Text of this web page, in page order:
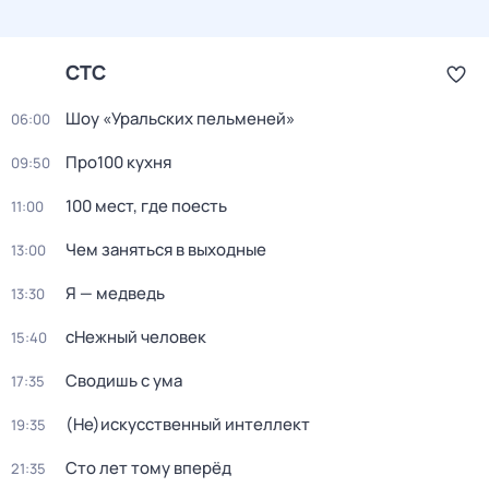
СТС
06:00 Шоу «Уральских пельменей»
09:50 Про100 кухня
11:00 100 мест, где поесть
13:00 Чем заняться в выходные
13:30 Я — медведь
15:40 сНежный человек
17:35 Сводишь с ума
19:35 (Не)иcкусственный интeллект
21:35 Сто лет тому вперёд